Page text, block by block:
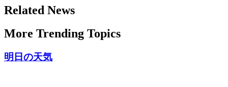
Related News
More Trending Topics
明日の天気